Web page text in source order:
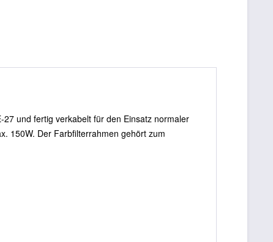
und fertig verkabelt für den Einsatz normaler
150W. Der Farbfilterrahmen gehört zum